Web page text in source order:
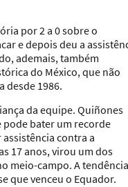
por 2 a 0 sobre o
e depois deu a
ademais, também
do México, que não
desde 1986.
da equipe. Quiñones
bater um recorde
contra a
17 anos, virou um dos
meio-campo. A
que venceu o Equador.